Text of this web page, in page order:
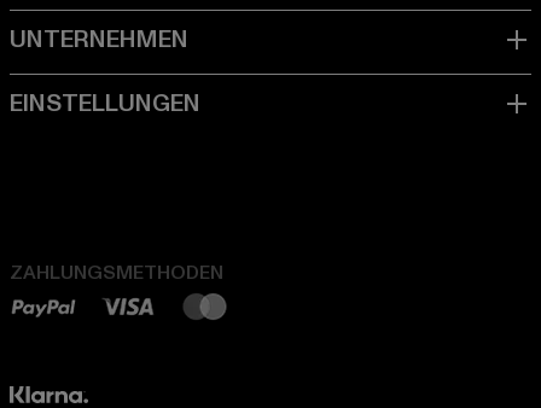
ZAHLUNGSMETHODEN